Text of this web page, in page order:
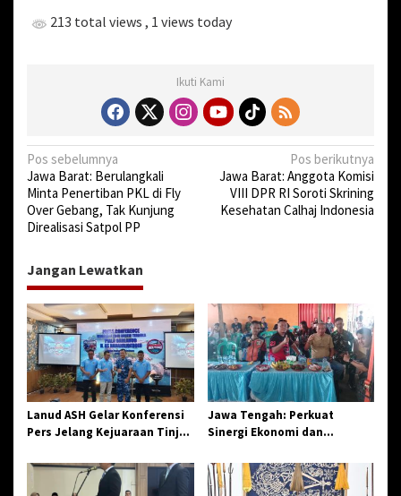
213 total views , 1 views today
Ikuti Kami
N
a
v
i
g
a
s
i
p
o
s
Pos sebelumnya
Jawa Barat: Berulangkali
Minta Penertiban PKL di Fly
Over Gebang, Tak Kunjung
Direalisasi Satpol PP
Pos berikutnya
Jawa Barat: Anggota Komisi
VIII DPR RI Soroti Skrining
Kesehatan Calhaj Indonesia
Jangan Lewatkan
Lanud ASH Gelar Konferensi
Pers Jelang Kejuaraan Tinju
2026
Jawa Tengah: Perkuat
Sinergi Ekonomi dan
Jangkar Gelar Halal Bi Halal
di Losari